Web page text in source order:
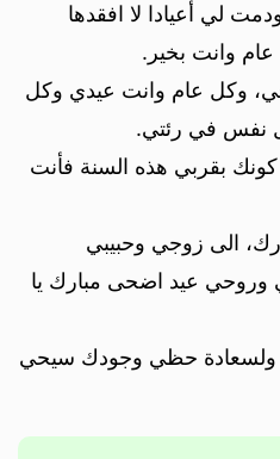
لي أعيادا لا افقدها
عام وانت بخير.
وكل عام وانت عيدي وكل
نفس في رئتي.
بقربي هذه السنة فأنت
الى زوجي وحبيبي
عيد اضحى مبارك يا
ولسعادة حظي وجودك سيحي